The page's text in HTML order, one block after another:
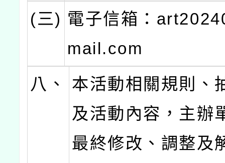
(三) 電子信箱：
mail.com
八、
本活動相關規則、
及活動內容，主辦
最終修改、調整及